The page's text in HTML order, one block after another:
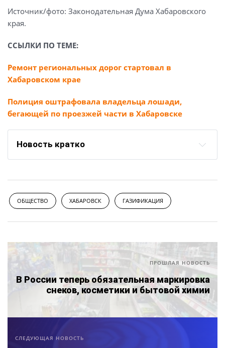
Источник/фото: Законодательная Дума Хабаровского
края.
ССЫЛКИ ПО ТЕМЕ:
Ремонт региональных дорог стартовал в
Хабаровском крае
Полиция оштрафовала владельца лошади,
бегающей по проезжей части в Хабаровске
Новость кратко
ОБЩЕСТВО ХАБАРОВСК ГАЗИФИКАЦИЯ
ПРОШЛАЯ НОВОСТЬ
В России теперь обязательная маркировка
снеков, косметики и бытовой химии
СЛЕДУЮЩАЯ НОВОСТЬ